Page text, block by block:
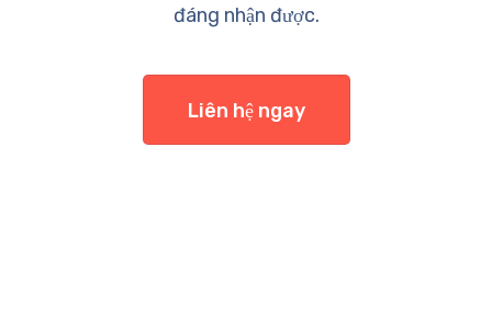
đáng nhận được.
Liên hệ ngay